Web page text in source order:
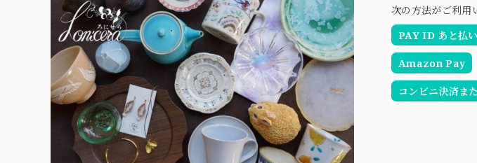
次の方法がご利用
PAY ID あと払い
Amazon Pay
コンビニ決済ま